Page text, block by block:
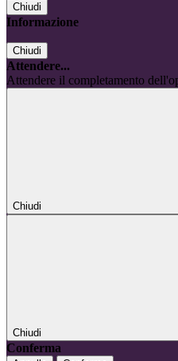
Chiudi
Informazione
Chiudi
Attendere...
Attendere il completamento
Chiudi
Chiudi
Conferma